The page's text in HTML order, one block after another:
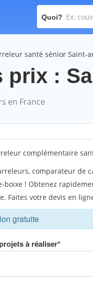
Quoi?
santé sénior Saint-
prix :
en France
complémentaire
comparateur de
boixe ! Obtenez
Faites votre devis en